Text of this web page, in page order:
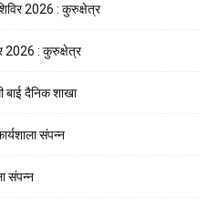
शिविर 2026 : कुरुक्षेत्र
2026 : कुरुक्षेत्र
बाई दैनिक शाखा
संपन्न
संपन्न